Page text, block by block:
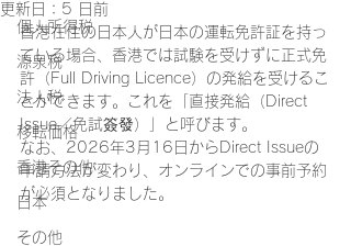
個人所得税
源泉税
法人税
移転価格
香港その他
日本
その他
更新日： 5 日前
香港在住の日本人が日本の運転免許証を持っ
ている場合、香港では試験を受けずに正式免
許（Full Driving Licence）の発給を受けるこ
とができます。これを「直接発給（Direct
Issue／免試簽發）」と呼びます。
なお、2026年3月16日からDirect Issueの
申請方法が変わり、オンラインでの事前予約
が必須となりました。